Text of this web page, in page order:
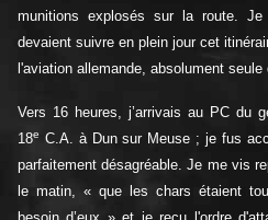
munitions explosés sur la route.
devaient suivre en plein jour cet
l'aviation allemande, absolument
Vers 16 heures, j’arrivais au PC du
18e C.A. à Dun sur Meuse ; je fus
parfaitement désagréable. Je me vis
le matin, « que les chars étaient